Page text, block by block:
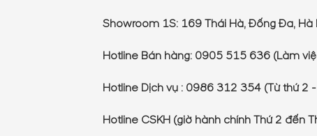
Showroom 1S: 169 Thái Hà, Đống Đa, Hà
Hotline Bán hàng: 0905 515 636 (Làm
Hotline Dịch vụ : 0986 312 354 (Từ thứ 2
Hotline CSKH (giờ hành chính Thứ 2 đến